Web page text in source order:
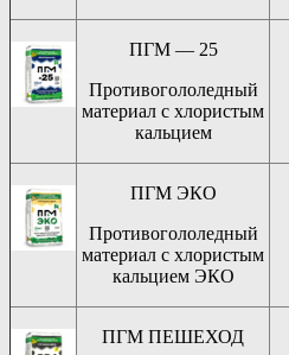
ПГМ — 25
Противогололедный
материал с хлористым
кальцием
ПГМ ЭКО
Противогололедный
материал с хлористым
кальцием ЭКО
ПГМ ПЕШЕХОД